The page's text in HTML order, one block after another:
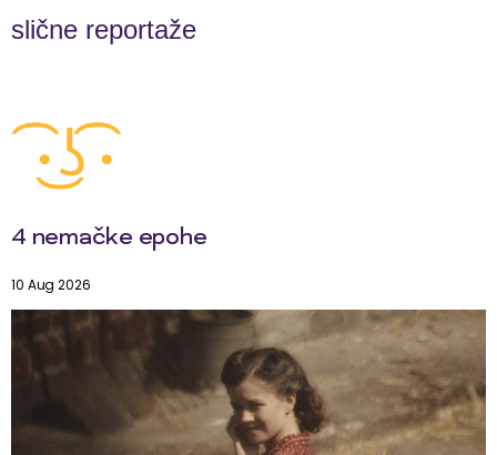
slične reportaže
4 nemačke epohe
10 Aug 2026